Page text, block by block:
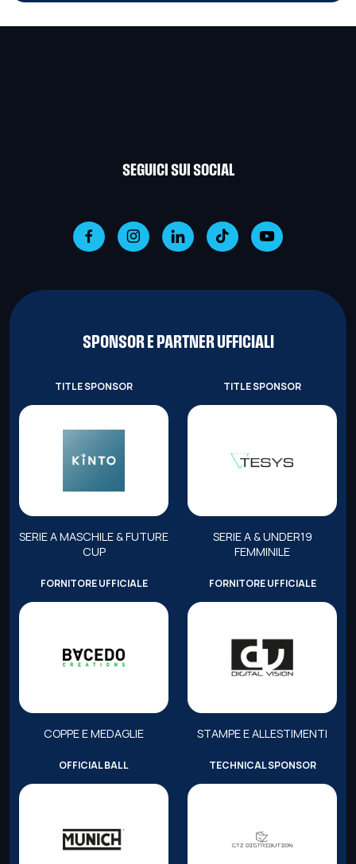
SEGUICI SUI SOCIAL
SPONSOR E PARTNER UFFICIALI
TITLE SPONSOR
SERIE A MASCHILE & FUTURE
CUP
TITLE SPONSOR
SERIE A & UNDER19
FEMMINILE
FORNITORE UFFICIALE
COPPE E MEDAGLIE
FORNITORE UFFICIALE
STAMPE E ALLESTIMENTI
OFFICIAL BALL TECHNICAL SPONSOR